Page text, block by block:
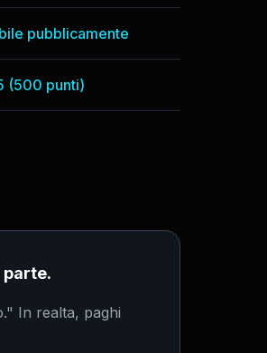
pubblicamente
(500 punti)
In realta, paghi